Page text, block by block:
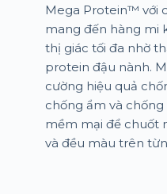
Mega Protein™ với
mang đến hàng mi
thị giác tối đa nhờ
protein đậu nành.
cường hiệu quả
chống ẩm và
mềm mại để chuốt
và đều màu trên